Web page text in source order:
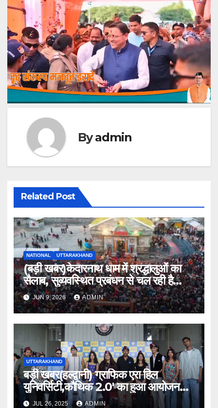
Byadmin
Related Post
NATIONAL UTTARAKHAND
(बड़ी खबर)केदारनाथ धाम में श्रद्धालुओं का
सैलाब, सुव्यवस्थित प्रबंधन से चल रही है
चारधाम यात्रा।।
JUN 9, 2026 ADMIN
UTTARAKHAND
बड़ी खबर(हल्द्वानी) ग्राफिक एरा हिल
युनिवर्सिटी,कौथिक 2.0′ का हुआ आयोजन
।।JUL 26, 2025 ADMIN